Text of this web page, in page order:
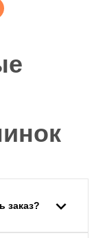
заказ?